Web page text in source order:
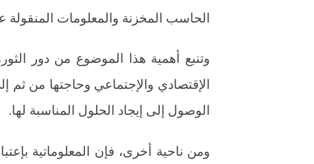
الحاسب المخزنة والمعلومات
وتنبع أهمية هذا الموضوع من دور
الإقتصادي والإجتماعي وحاجتها من ثم
الوصول إلى إيجاد الحلول المناسبة لها.
ومن ناحية أخرى، فإن المعلوماتية